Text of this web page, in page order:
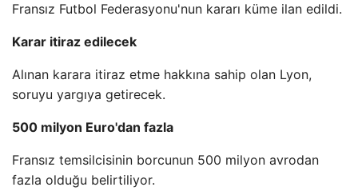
Fransız Futbol Federasyonu'nun kararı küme ilan edildi.
Karar itiraz edilecek
Alınan karara itiraz etme hakkına sahip olan Lyon,
soruyu yargıya getirecek.
500 milyon Euro'dan fazla
Fransız temsilcisinin borcunun 500 milyon avrodan
fazla olduğu belirtiliyor.